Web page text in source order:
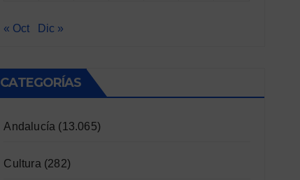
« Oct Dic »
CATEGORÍAS
Andalucía (13.065)
Cultura (282)